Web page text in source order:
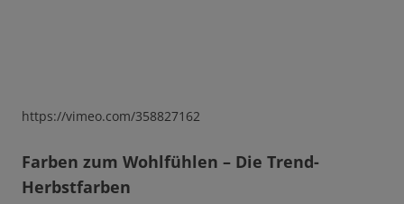
https://vimeo.com/358827162
Farben zum Wohlfühlen – Die Trend-
Herbstfarben